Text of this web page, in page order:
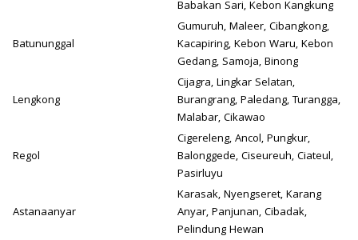
Babakan Sari, Kebon Kangkung
Batununggal
Gumuruh, Maleer, Cibangkong,
Kacapiring, Kebon Waru, Kebon
Gedang, Samoja, Binong
Lengkong
Cijagra, Lingkar Selatan,
Burangrang, Paledang, Turangga,
Malabar, Cikawao
Regol
Cigereleng, Ancol, Pungkur,
Balonggede, Ciseureuh, Ciateul,
Pasirluyu
Astanaanyar
Karasak, Nyengseret, Karang
Anyar, Panjunan, Cibadak,
Pelindung Hewan